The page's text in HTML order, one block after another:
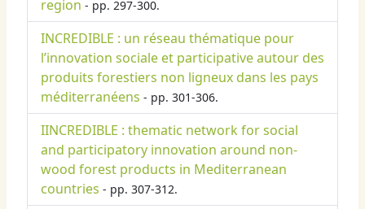
region - pp. 297-300.
INCREDIBLE : un réseau thématique pour
l’innovation sociale et participative autour des
produits forestiers non ligneux dans les pays
méditerranéens - pp. 301-306.
IINCREDIBLE : thematic network for social
and participatory innovation around non-
wood forest products in Mediterranean
countries - pp. 307-312.